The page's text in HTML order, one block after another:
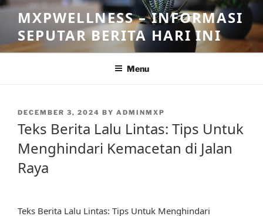
Skip
content
MXPWELLNESS – INFORMASI
SEPUTAR BERITA HARI INI
Menu
POSTED
DECEMBER 3, 2024 BY ADMINMXP
Teks Berita Lalu Lintas: Tips Untuk
Menghindari Kemacetan di Jalan
Raya
Teks Berita Lalu Lintas: Tips Untuk Menghindari